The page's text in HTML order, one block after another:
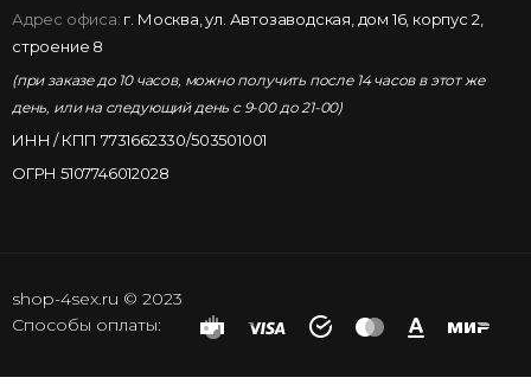
Адрес офиса: г. Москва, ул. Автозаводская, дом 16, корпус 2,
строение 8
(при заказе до 10 часов, можно получить после 14 часов в этот же
день, или на следующий день с 9-00 до 21-00)
ИНН / КПП 7731662330/503501001
ОГРН 5107746012028
shop-4sex.ru © 2023
Способы оплаты: